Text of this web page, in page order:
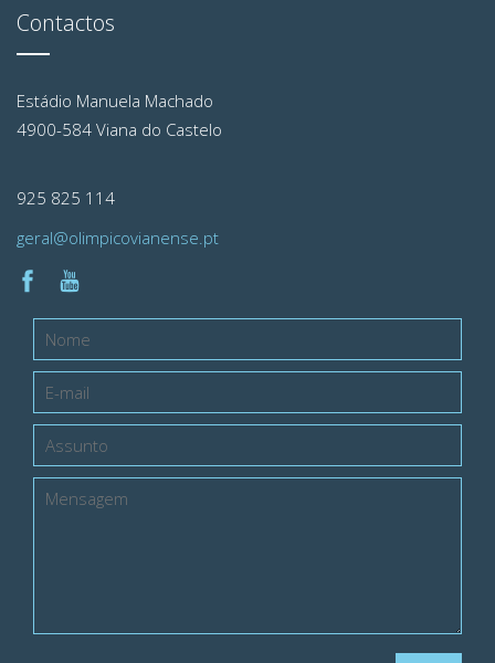
Contactos
Estádio Manuela Machado
4900-584 Viana do Castelo
925 825 114
geral@olimpicovianense.pt